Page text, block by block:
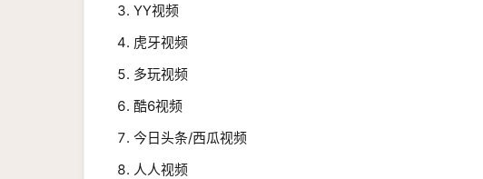
YY视频
虎牙视频
多玩视频
酷6视频
今日头条/西瓜视频
人人视频